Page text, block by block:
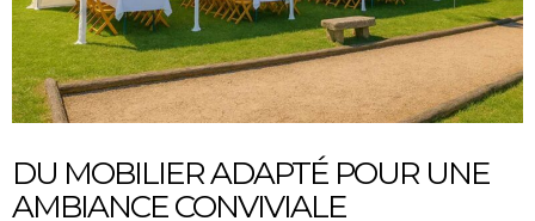
DU MOBILIER ADAPTÉ POUR UNE
AMBIANCE CONVIVIALE